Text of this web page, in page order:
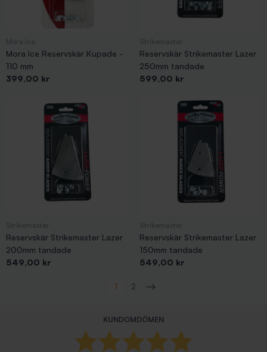
Mora Ice Reservskär Kupade -
110 mm
Pris
399,00 kr
Reservskär Strikemaster Lazer
250mm tandade
Pris
599,00 kr
Reservskär Strikemaster Lazer
200mm tandade
Pris
549,00 kr
Reservskär Strikemaster Lazer
150mm tandade
Pris
549,00 kr
1
2
KUNDOMDÖMEN